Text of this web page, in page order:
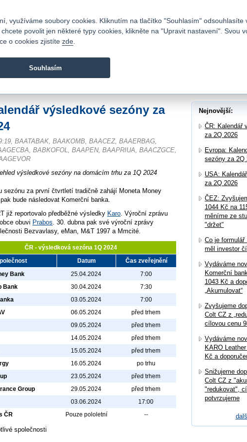
Fio banka je moderní česká banka. Poskytuje účty bez poplatků a
výsledkové sezóny za
BAATABAK, BAAKOMB, BAACEZ, BAAERBAG,
BABKOFOL, BAAPEN, BAAPRIUA, BAACZGCE,
výsledkové sezóny na domácím trhu za 1Q 2024
sezónu za první čtvrtletí tradičně zahájí Moneta Money
bude následovat Komerční banka.
již reportovalo předběžné výsledky Karo . Výroční zprávu
obuvi Prabos . 30. dubna pak své výroční zprávy
Bezvavlasy, eMan, M&T 1997 a Mmcité.
ČR - výsledková sezóna 1Q 2024
Datum
Čas zveřejnění
Bank
25.04.2024
7:00
Bank
30.04.2024
7:30
03.05.2024
7:00
06.05.2024
před trhem
09.05.2024
před trhem
14.05.2024
před trhem
15.05.2024
před trhem
16.05.2024
po trhu
23.05.2024
před trhem
Group
29.05.2024
před trhem
03.06.2024
17:00
ČR
Pouze pololetní --
společnosti
Nejnovější:
ČR: Kalendář
za 2Q 2026
Evropa:
sezóny za 2Q
USA:
za 2Q 2026
ČEZ:
1044 Kč na
měníme ze
"držet"
Co je formulář
měl investor
Vydáváme
Komerční
1043 Kč a
„Akumulovat“
Zvyšujeme
Colt CZ z
cílovou cenu
Vydáváme
KARO
Kč a
Snižujeme
Colt CZ z
"redukovat",
potvrzujeme
využíváme soubory cookies. Kliknutím na tlačítko "Souhlasím" odsouhlasíte
povolit jen některé typy cookies, klikněte na "Upravit nastavení". Svou
o cookies zjistíte zde
Souhlasím